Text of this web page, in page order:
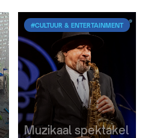
#CULTUUR & ENTERTAINMENT
Muzikaal spektakel